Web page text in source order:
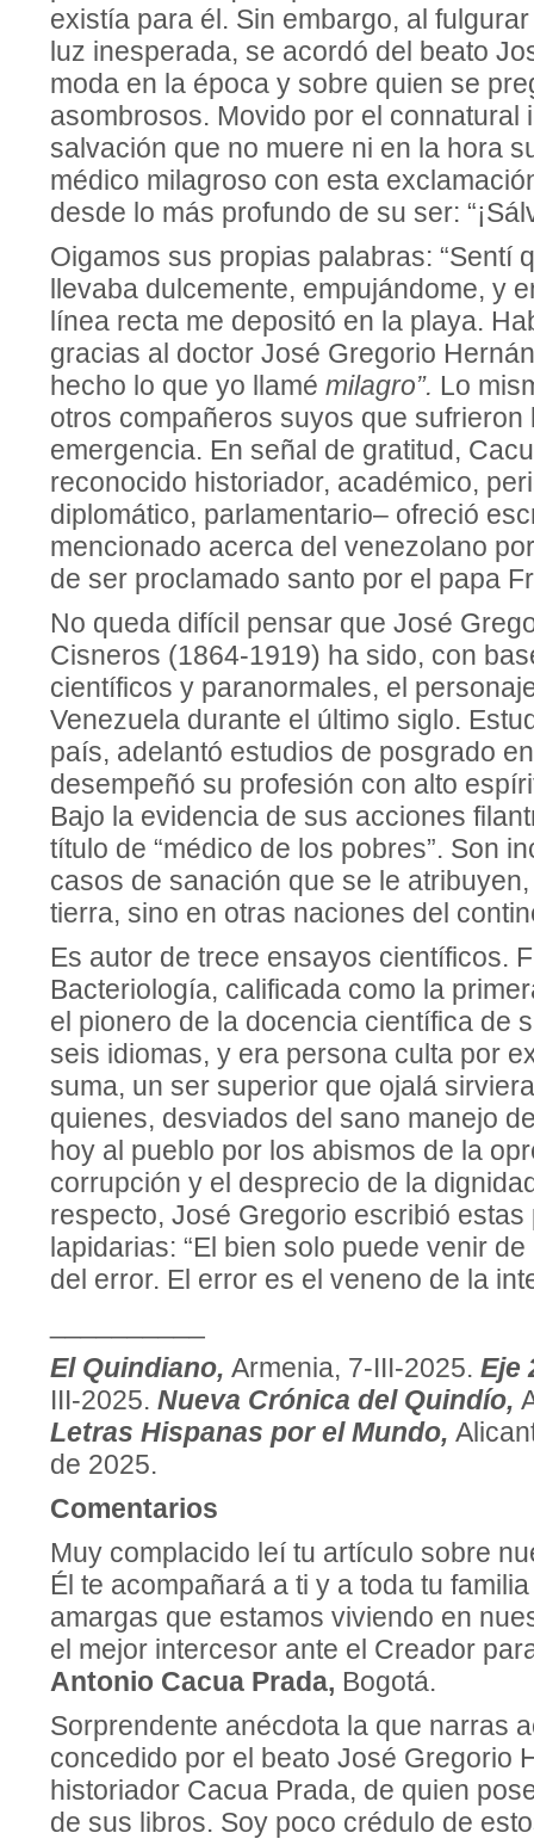
existía para él. Sin embargo, al
luz inesperada, se acordó del beato
moda en la época y sobre quien se
asombrosos. Movido por el connatural
salvación que no muere ni en la hora
médico milagroso con esta
desde lo más profundo de su ser:
Oigamos sus propias palabras: “Sentí
llevaba dulcemente, empujándome, y
línea recta me depositó en la playa.
gracias al doctor José Gregorio
hecho lo que yo llamé milagro”. Lo
otros compañeros suyos que sufrieron
emergencia. En señal de gratitud,
reconocido historiador, académico,
diplomático, parlamentario– ofreció
mencionado acerca del venezolano
de ser proclamado santo por el papa
No queda difícil pensar que José
Cisneros (1864-1919) ha sido, con
científicos y paranormales, el
Venezuela durante el último siglo.
país, adelantó estudios de posgrado
desempeñó su profesión con alto
Bajo la evidencia de sus acciones
título de “médico de los pobres”. Son
casos de sanación que se le
tierra, sino en otras naciones del
Es autor de trece ensayos científicos.
Bacteriología, calificada como la
el pionero de la docencia científica de
seis idiomas, y era persona culta por
suma, un ser superior que ojalá
quienes, desviados del sano manejo
hoy al pueblo por los abismos de la
corrupción y el desprecio de la
respecto, José Gregorio escribió estas
lapidarias: “El bien solo puede venir
del error. El error es el veneno de la
El Quindiano, Armenia, 7-III-2025. Eje
III-2025. Nueva Crónica del Quindío,
Letras Hispanas por el Mundo,
de 2025.
Comentarios
Muy complacido leí tu artículo sobre
Él te acompañará a ti y a toda tu
amargas que estamos viviendo en
el mejor intercesor ante el Creador
Antonio Cacua Prada, Bogotá.
Sorprendente anécdota la que narras
concedido por el beato José Gregorio
historiador Cacua Prada, de quien
de sus libros. Soy poco crédulo de